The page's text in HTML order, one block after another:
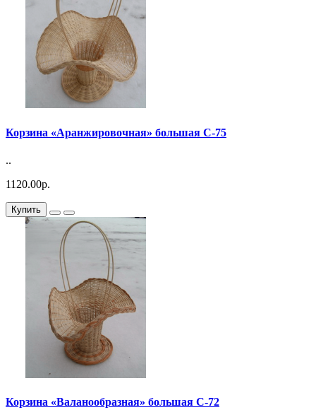
Корзина «Аранжировочная» большая С-75
..
1120.00р.
Купить
Корзина «Валанообразная» большая С-72